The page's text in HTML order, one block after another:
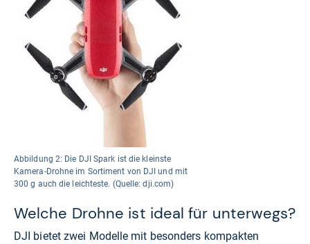
Abbildung 2: Die DJI Spark ist die kleinste
Kamera-Drohne im Sortiment von DJI und mit
300 g auch die leichteste. (Quelle: dji.com)
Welche Drohne ist ideal für unterwegs?
DJI bietet zwei Modelle mit besonders kompakten